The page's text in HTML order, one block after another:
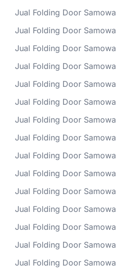
Jual Folding Door Samowa
Jual Folding Door Samowa
Jual Folding Door
Jual Folding Door Samowa
Jual Folding Door Samowa
Jual Folding Door Samowa
Jual Folding Door Samowa
Jual Folding Door
Jual Folding Door
Jual Folding Door
Jual Folding Door Samowa
Jual Folding Door
Jual Folding Door Samowa
Jual Folding Door
Jual Folding Door